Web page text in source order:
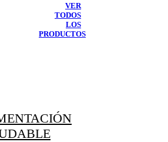
VER
TODOS
LOS
PRODUCTOS